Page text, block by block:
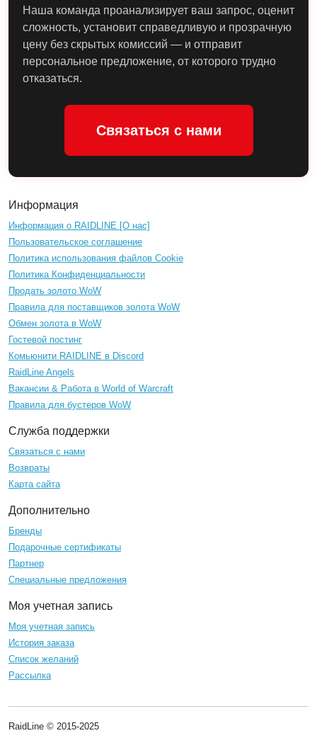
Наша команда проанализирует ваш запрос, оценит
сложность, установит справедливую и прозрачную
цену без скрытых комиссий — и отправит
персональное предложение, от которого трудно
отказаться.
Связаться с нами
Информация
Информация о RAIDLINE [О нас]
Пользовательское соглашение
Политика использования файлов Cookie
Политика Конфиденциальности
Продать золото WoW
Правила для поставщиков золота WoW
Обмен золота в WoW
Гостевой постинг
Комьюнити RAIDLINE в Discord
RaidLine Angels
Вакансии & Работа в World of Warcraft
Правила для бустеров WoW
Служба поддержки
Связаться с нами
Возвраты
Карта сайта
Дополнительно
Бренды
Подарочные сертификаты
Партнер
Специальные предложения
Моя учетная запись
Моя учетная запись
История заказа
Список желаний
Рассылка
RaidLine © 2015-2025